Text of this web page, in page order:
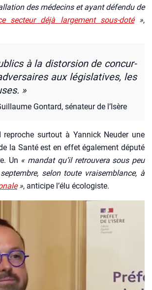
des méde­cins et ayant défen­du de
sec­teur déjà lar­ge­ment sous-doté»,
à la dis­tor­sion de concur­
aux légis­la­tives, les
»
Gon­tard, séna­teur de l’I­sère
sur­tout à Yan­nick Neu­der une
la San­té est en effet éga­le­ment dépu­té
Un « man­dat qu’il retrou­ve­ra sous peu
selon toute vrai­sem­blance, à
», anti­cipe l’é­lu éco­lo­giste.